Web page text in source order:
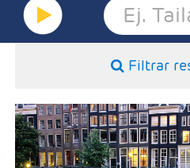
Quiénes somos
Ofertas
Grandes viajes
Corporativo
Filtrar
- Salidas: Domingos
- Ruta: 3 noches París,
1 Frankfurt